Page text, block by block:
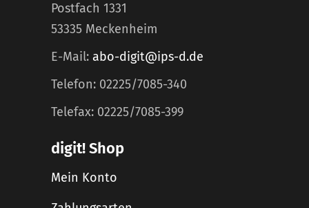
Postfach 1331
53335 Meckenheim
E-Mail: abo-digit@ips-d.de
Telefon: 02225/7085-340
Telefax: 02225/7085-399
digit! Shop
Mein Konto